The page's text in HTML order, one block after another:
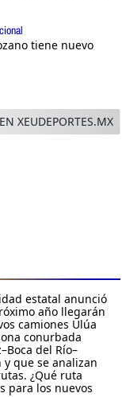
tiene nuevo
XEUDEPORTES.MX
estatal anunció
año llegarán
camiones Ulúa
conurbada
del Río–
y que se analizan
¿Qué ruta
para los nuevos